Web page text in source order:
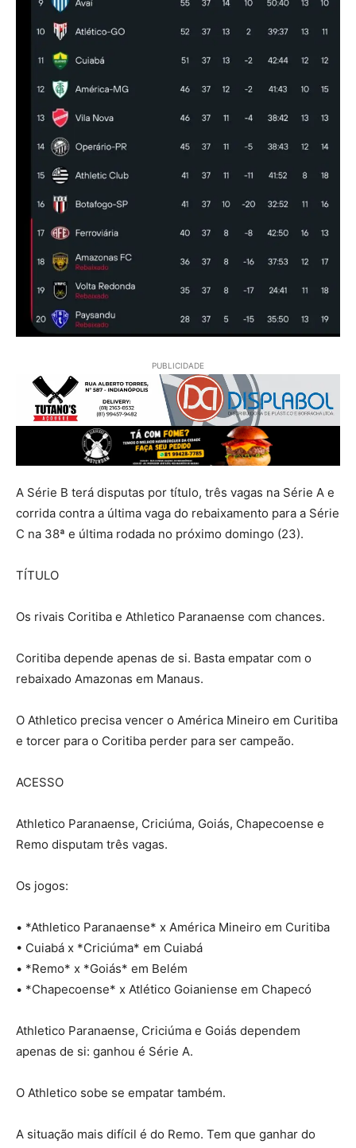
PUBLICIDADE
A Série B terá disputas por título, três vagas na Série A e
corrida contra a última vaga do rebaixamento para a Série
C na 38ª e última rodada no próximo domingo (23).
TÍTULO
Os rivais Coritiba e Athletico Paranaense com chances.
Coritiba depende apenas de si. Basta empatar com o
rebaixado Amazonas em Manaus.
O Athletico precisa vencer o América Mineiro em Curitiba
e torcer para o Coritiba perder para ser campeão.
ACESSO
Athletico Paranaense, Criciúma, Goiás, Chapecoense e
Remo disputam três vagas.
Os jogos:
• *Athletico Paranaense* x América Mineiro em Curitiba
• ⁠Cuiabá x *Criciúma* em Cuiabá
• ⁠*Remo* x *Goiás* em Belém
• ⁠*Chapecoense* x Atlético Goianiense em Chapecó
Athletico Paranaense, Criciúma e Goiás dependem
apenas de si: ganhou é Série A.
O Athletico sobe se empatar também.
A situação mais difícil é do Remo. Tem que ganhar do